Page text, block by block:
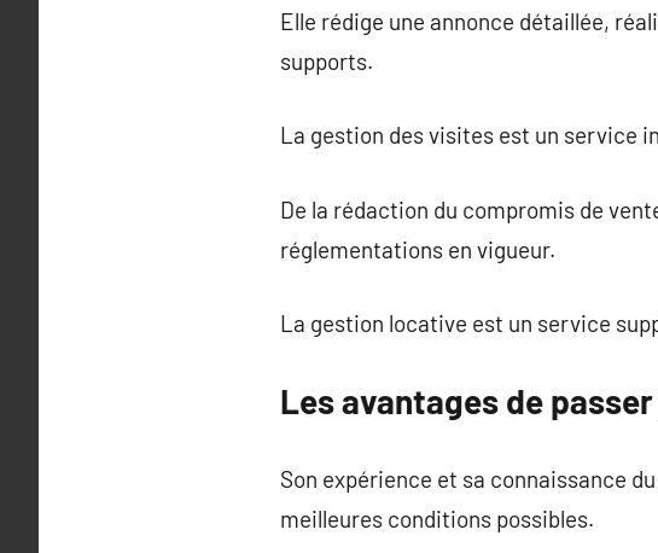
Elle rédige une annonce détaillée,
supports.
La gestion des visites est un service
De la rédaction du compromis de
réglementations en vigueur.
La gestion locative est un service
Les avantages de
Son expérience et sa connaissance
meilleures conditions possibles.